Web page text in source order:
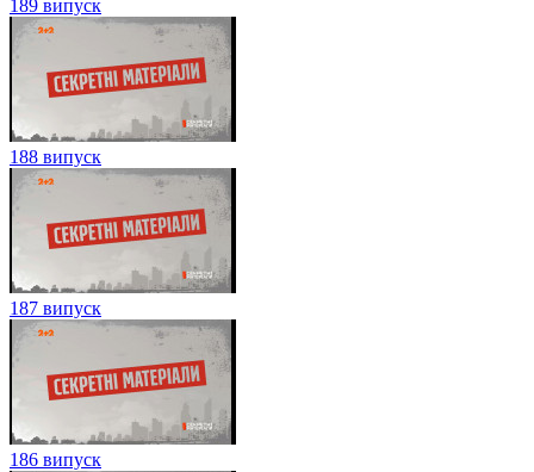
189 випуск
188 випуск
187 випуск
186 випуск